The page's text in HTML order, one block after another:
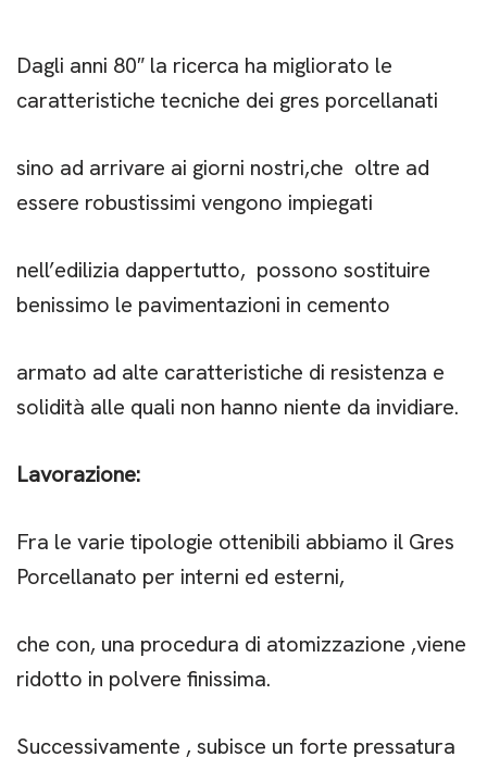
Dagli anni 80″ la ricerca ha migliorato le
caratteristiche tecniche dei gres porcellanati
sino ad arrivare ai giorni nostri,che oltre ad
essere robustissimi vengono impiegati
nell’edilizia dappertutto, possono sostituire
benissimo le pavimentazioni in cemento
armato ad alte caratteristiche di resistenza e
solidità alle quali non hanno niente da invidiare.
Lavorazione:
Fra le varie tipologie ottenibili abbiamo il Gres
Porcellanato per interni ed esterni,
che con, una procedura di atomizzazione ,viene
ridotto in polvere finissima.
Successivamente , subisce un forte pressatura